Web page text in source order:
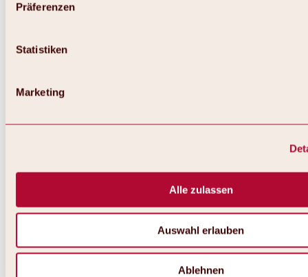
Präferenzen
Statistiken
Marketing
Alle zulassen
Auswahl erlauben
Ablehnen
Alles zu Skifahren & Snowboarden | Skigebiete
Skigebiet Hochoetz